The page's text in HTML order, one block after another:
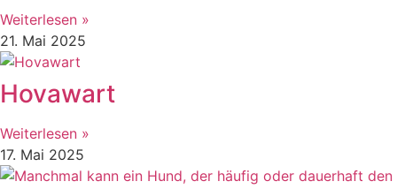
Weiterlesen »
21. Mai 2025
Hovawart
Weiterlesen »
17. Mai 2025